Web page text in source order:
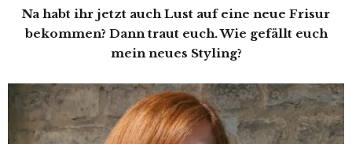
Na habt ihr jetzt auch Lust auf eine neue Frisur
bekommen? Dann traut euch. Wie gefällt euch
mein neues Styling?